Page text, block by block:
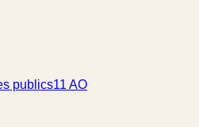
publics11 AO